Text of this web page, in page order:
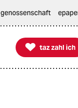
genossenschaft

taz zahl ich
taz zahl ich